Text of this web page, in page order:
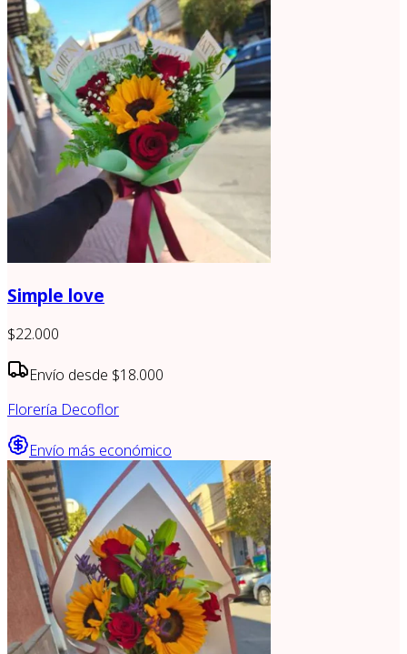
Simple love
$22.000
Envío desde $18.000
Florería Decoflor
Envío más económico